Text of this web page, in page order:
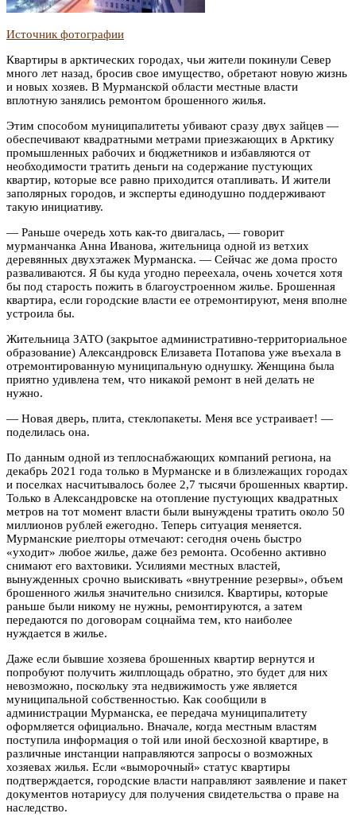
Источник фотографии
Квартиры в арктических городах, чьи жители покинули Север
много лет назад, бросив свое имущество, обретают новую жизнь
и новых хозяев. В Мурманской области местные власти
вплотную занялись ремонтом брошенного жилья.
Этим способом муниципалитеты убивают сразу двух зайцев —
обеспечивают квадратными метрами приезжающих в Арктику
промышленных рабочих и бюджетников и избавляются от
необходимости тратить деньги на содержание пустующих
квартир, которые все равно приходится отапливать. И жители
заполярных городов, и эксперты единодушно поддерживают
такую инициативу.
— Раньше очередь хоть как-то двигалась, — говорит
мурманчанка Анна Иванова, жительница одной из ветхих
деревянных двухэтажек Мурманска. — Сейчас же дома просто
разваливаются. Я бы куда угодно переехала, очень хочется хотя
бы под старость пожить в благоустроенном жилье. Брошенная
квартира, если городские власти ее отремонтируют, меня вполне
устроила бы.
Жительница ЗАТО (закрытое административно-территориальное
образование) Александровск Елизавета Потапова уже въехала в
отремонтированную муниципальную однушку. Женщина была
приятно удивлена тем, что никакой ремонт в ней делать не
нужно.
— Новая дверь, плита, стеклопакеты. Меня все устраивает! —
поделилась она.
По данным одной из теплоснабжающих компаний региона, на
декабрь 2021 года только в Мурманске и в близлежащих городах
и поселках насчитывалось более 2,7 тысячи брошенных квартир.
Только в Александровске на отопление пустующих квадратных
метров на тот момент власти были вынуждены тратить около 50
миллионов рублей ежегодно. Теперь ситуация меняется.
Мурманские риелторы отмечают: сегодня очень быстро
«уходит» любое жилье, даже без ремонта. Особенно активно
снимают его вахтовики. Усилиями местных властей,
вынужденных срочно выискивать «внутренние резервы», объем
брошенного жилья значительно снизился. Квартиры, которые
раньше были никому не нужны, ремонтируются, а затем
передаются по договорам соцнайма тем, кто наиболее
нуждается в жилье.
Даже если бывшие хозяева брошенных квартир вернутся и
попробуют получить жилплощадь обратно, это будет для них
невозможно, поскольку эта недвижимость уже является
муниципальной собственностью. Как сообщили в
администрации Мурманска, ее передача муниципалитету
оформляется официально. Вначале, когда местным властям
поступила информация о той или иной бесхозной квартире, в
различные инстанции направляются запросы о возможных
хозяевах жилья. Если «выморочный» статус квартиры
подтверждается, городские власти направляют заявление и пакет
документов нотариусу для получения свидетельства о праве на
наследство.